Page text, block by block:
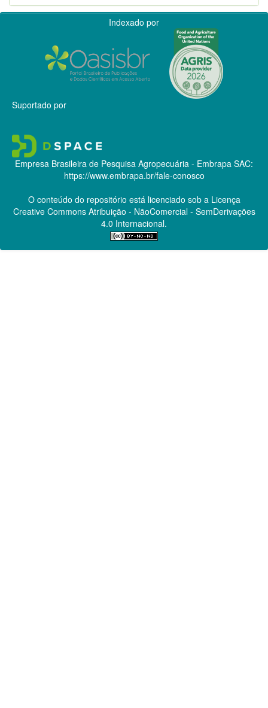
Indexado por
Suportado por
Empresa Brasileira de Pesquisa Agropecuária - Embrapa SAC:
https://www.embrapa.br/fale-conosco
O conteúdo do repositório está licenciado sob a Licença
Creative CommonsAtribuição - NãoComercial - SemDerivações
4.0 Internacional.